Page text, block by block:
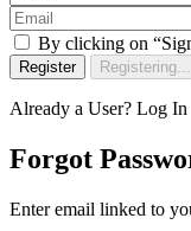
By clicking on
Register Registering...
Already a User? Log In
Forgot
Enter email linked to